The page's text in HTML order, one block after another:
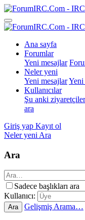
Ana sayfa
Forumlar
Yeni mesajlar
Neler yeni
Yeni mesajlarYeni
Kullanıcılar
Şu anki ziyaretçiler
ara
Giriş yap Kayıt ol
Neler yeni Ara
Ara
Sadece başlıkları ara
Kullanıcı:
Ara Gelişmiş Arama…